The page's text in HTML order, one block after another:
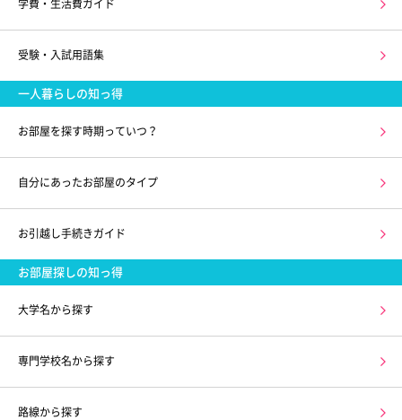
学費・生活費ガイド
受験・入試用語集
一人暮らしの知っ得
お部屋を探す時期っていつ？
自分にあったお部屋のタイプ
お引越し手続きガイド
お部屋探しの知っ得
大学名から探す
専門学校名から探す
路線から探す